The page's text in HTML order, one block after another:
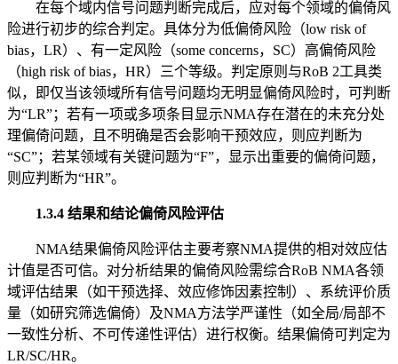
在每个域内信号问题判断完成后，应对每个领域的偏倚风
险进行初步的综合判定。具体分为低偏倚风险（low risk of
bias，LR）、有一定风险（some concerns，SC）高偏倚风险
（high risk of bias，HR）三个等级。判定原则与RoB 2工具类
似，即仅当该领域所有信号问题均无明显偏倚风险时，可判断
为“LR”；若有一项或多项条目显示NMA存在潜在的未充分处
理偏倚问题，且不明确是否会影响干预效应，则应判断为
“SC”；若某领域有关键问题为“F”，显示出重要的偏倚问题，
则应判断为“HR”。
1.3.4 结果和结论偏倚风险评估
NMA结果偏倚风险评估主要考察NMA提供的相对效应估
计值是否可信。对分析结果的偏倚风险需综合RoB NMA各领
域评估结果（如干预选择、效应修饰因素控制）、系统评价质
量（如研究筛选偏倚）及NMA方法学严谨性（如全局/局部不
一致性分析、不可传递性评估）进行权衡。结果偏倚可判定为
LR/SC/HR。